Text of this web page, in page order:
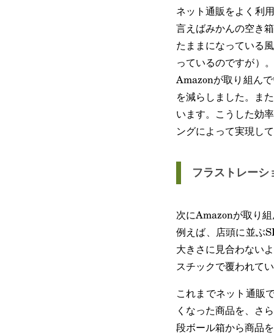
ネット通販をよく利
言えばみかんの空き
たままになっている
っているのですが）
Amazonが取り組ん
を減らしました。ま
います。こうした効
ングによって実現し
フラストレーシ
次にAmazonが取り
例えば、店頭に並ぶ
大きさに見合わない
スチックで覆われて
これまでネット通販
くなった商品を、さ
段ボール箱から商品